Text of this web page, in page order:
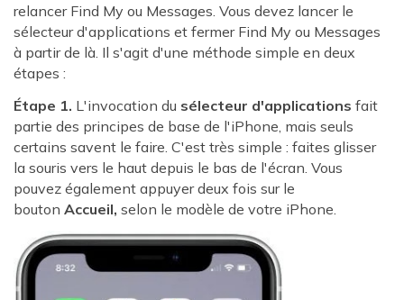
relancer Find My ou Messages. Vous devez lancer le
sélecteur d'applications et fermer Find My ou Messages
à partir de là. Il s'agit d'une méthode simple en deux
étapes :
Étape 1. L'invocation du sélecteur d'applications fait
partie des principes de base de l'iPhone, mais seuls
certains savent le faire. C'est très simple : faites glisser
la souris vers le haut depuis le bas de l'écran. Vous
pouvez également appuyer deux fois sur le
bouton Accueil, selon le modèle de votre iPhone.